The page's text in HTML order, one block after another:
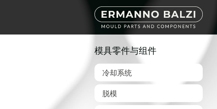
模具零件与组件
冷却系统
脱模